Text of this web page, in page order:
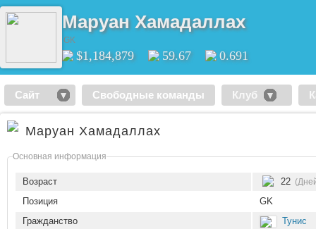
Маруан Хамадаллах
GK
$1,184,879 59.67 0.691
Сайт Свободные команды Клуб
Маруан Хамадаллах
Основная информация
Возраст 22
Позиция
GK
Гражданство
Тунис